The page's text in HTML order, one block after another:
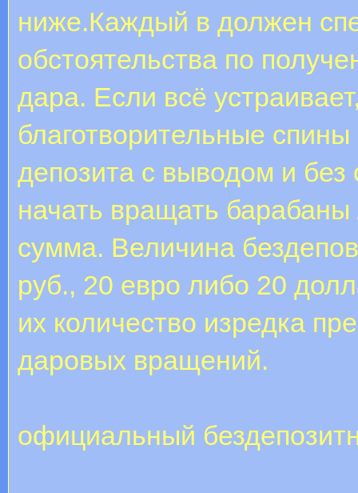
ниже.Каждый в должен
обстоятельства по
дара. Если всё
благотворительные
депозита с выводом и
начать вращать
сумма. Величина
руб., 20 евро либо 20
их количество изредка
даровых вращений.
официальный